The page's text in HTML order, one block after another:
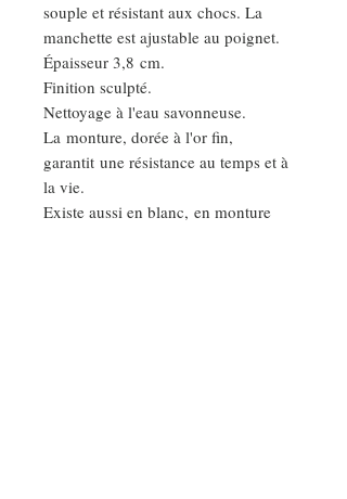
souple et résistant aux chocs. La
manchette est ajustable au poignet.
Épaisseur 3,8 cm.
Finition sculpté.
Nettoyage à l'eau savonneuse.
La monture, dorée à l'or fin,
garantit une résistance au temps et à
la vie.
Existe aussi en blanc, en monture